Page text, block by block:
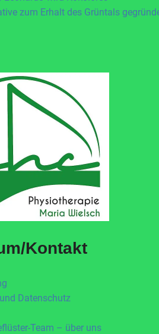
zum Erhalt des Grüntals
Kontakt
Datenschutz
Team – über uns